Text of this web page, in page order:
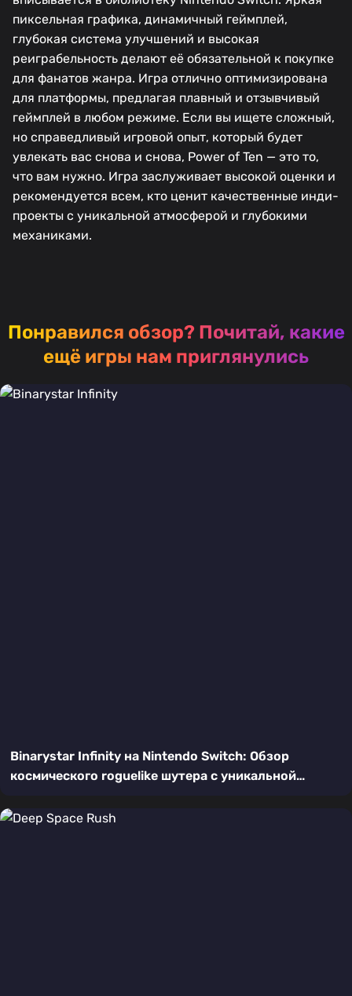
пиксельная графика, динамичный геймплей,
глубокая система улучшений и высокая
реиграбельность делают её обязательной к покупке
для фанатов жанра. Игра отлично оптимизирована
для платформы, предлагая плавный и отзывчивый
геймплей в любом режиме. Если вы ищете сложный,
но справедливый игровой опыт, который будет
увлекать вас снова и снова, Power of Ten — это то,
что вам нужно. Игра заслуживает высокой оценки и
рекомендуется всем, кто ценит качественные инди-
проекты с уникальной атмосферой и глубокими
механиками.
Понравился обзор? Почитай, какие
ещё игры нам приглянулись
Binarystar Infinity на Nintendo Switch: Обзор
космического roguelike шутера с уникальной